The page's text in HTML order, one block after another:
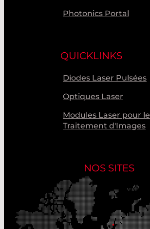
Photonics Portal
QUICKLINKS
Diodes Laser Pulsées
Optiques Laser
Modules Laser pour le
Traitement d'Images
NOS SITES